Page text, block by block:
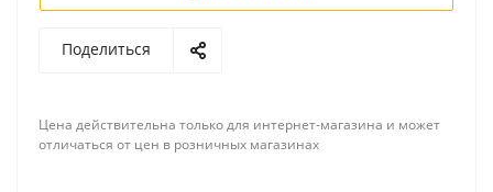
Поделиться
Цена действительна только для интернет-магазина и может
отличаться от цен в розничных магазинах